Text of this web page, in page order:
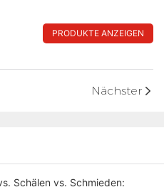
PRODUKTE ANZEIGEN
Nächster
Schälen vs. Schmieden: